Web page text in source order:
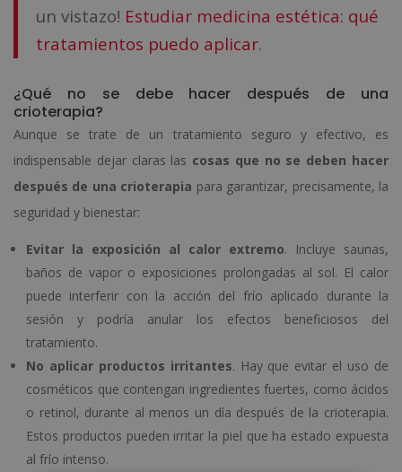
un vistazo! Estudiar medicina estética: qué
tratamientos puedo aplicar.
¿Qué no se debe hacer después de una
crioterapia?
Aunque se trate de un tratamiento seguro y efectivo, es
indispensable dejar claras las cosas que no se deben hacer
después de una crioterapia para garantizar, precisamente, la
seguridad y bienestar:
Evitar la exposición al calor extremo. Incluye saunas,
baños de vapor o exposiciones prolongadas al sol. El calor
puede interferir con la acción del frío aplicado durante la
sesión y podría anular los efectos beneficiosos del
tratamiento.
No aplicar productos irritantes. Hay que evitar el uso de
cosméticos que contengan ingredientes fuertes, como ácidos
o retinol, durante al menos un día después de la crioterapia.
Estos productos pueden irritar la piel que ha estado expuesta
al frío intenso.